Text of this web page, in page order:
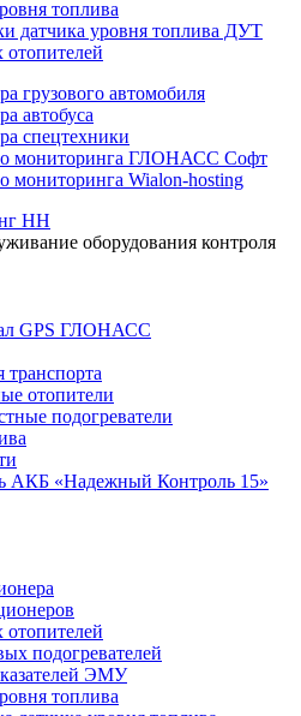
топлива
датчика уровня топлива ДУТ
грузового автомобиля
автобуса
спецтехники
мониторинга ГЛОНАСС Софт
мониторинга Wialon-hosting
оборудования контроля
GPS ГЛОНАСС
отопители
подогреватели
АКБ «Надежный Контроль 15»
подогревателей
ЭМУ
топлива